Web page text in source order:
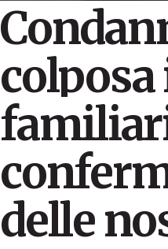
colposa
delle